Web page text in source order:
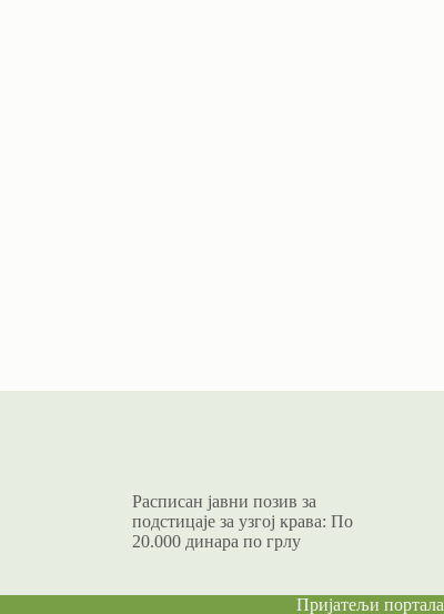
Расписан јавни позив за
подстицаје за узгој крава: По
20.000 динара по грлу
Пријатељи портала